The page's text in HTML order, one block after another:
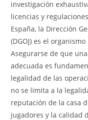
investigación
licencias y
España, la Dirección
(DGOJ) es el
Asegurarse de que
adecuada es
legalidad de las
no se limita a la
reputación de la casa
jugadores y la calidad